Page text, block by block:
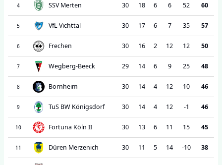
4 SSV Merten 30 18 6 6 52 60
5 VfL Vichttal 30 17 6 7 35 57
6 Frechen 30 16 2 12 12 50
7 Wegberg-Beeck 29 14 6 9 25 48
8 Bornheim 30 14 4 12 10 46
9 TuS BW Königsdorf 30 14 4 12 -1 46
10 Fortuna Köln II 30 13 6 11 15 45
11 Düren Merzenich 30 11 5 14 -10 38